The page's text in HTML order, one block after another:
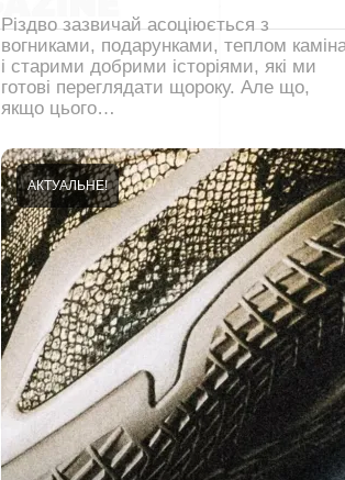
Різдво зазвичай асоціюється з
вогниками, подарунками, теплом
і старими добрими історіями, які ми
готові переглядати щороку. Але що,
якщо цього…
АКТУАЛЬНЕ!